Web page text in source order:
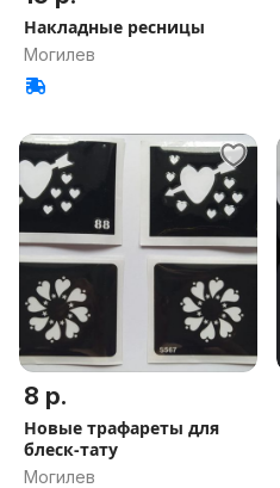
Накладные ресницы
Могилев
8 р.
Новые трафареты для
блеск-тату
Могилев